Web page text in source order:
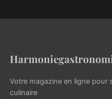
Votre magazine en ligne pour
culinaire